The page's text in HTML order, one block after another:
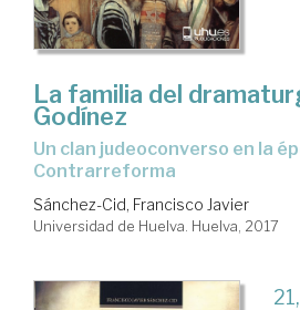
La familia del
Godínez
un clan judeoconverso en la época de la
Contrarreforma
Sánchez-Cid, Francisco Javier
Universidad de Huelva. Huelva, 2017